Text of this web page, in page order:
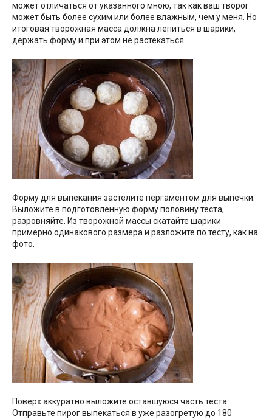
может отличаться от указанного мною, так как ваш творог
может быть более сухим или более влажным, чем у меня. Но
итоговая творожная масса должна лепиться в шарики,
держать форму и при этом не растекаться.
Форму для выпекания застелите пергаментом для выпечки.
Выложите в подготовленную форму половину теста,
разровняйте. Из творожной массы скатайте шарики
примерно одинакового размера и разложите по тесту, как на
фото.
Поверх аккуратно выложите оставшуюся часть теста.
Отправьте пирог выпекаться в уже разогретую до 180